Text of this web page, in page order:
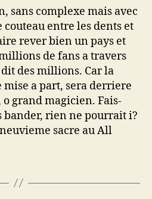
sans complexe mais avec
entre les dents et
rever bien un pays et
de fans a travers
dit des millions. Car la
a part, sera derriere
o grand magicien. Fais-
bander, rien ne pourrait i?
sacre au All